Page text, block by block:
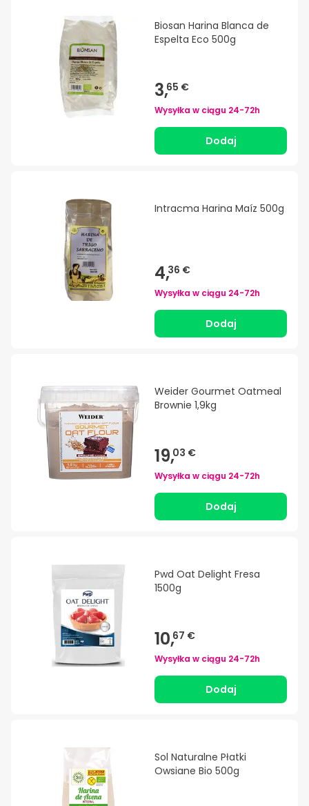
Biosan Harina Blanca de
Espelta Eco 500g
3,65 €
Wysyłka w ciągu 24-72h
Dodaj
Intracma Harina Maíz 500g
4,36 €
Wysyłka w ciągu 24-72h
Dodaj
Weider Gourmet Oatmeal
Brownie 1,9kg
19,03 €
Wysyłka w ciągu 24-72h
Dodaj
Pwd Oat Delight Fresa
1500g
10,67 €
Wysyłka w ciągu 24-72h
Dodaj
Sol Naturalne Płatki
Owsiane Bio 500g